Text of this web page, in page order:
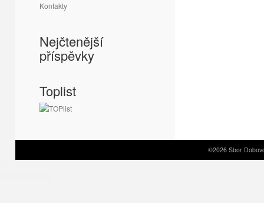
Kontakty
Nejčtenější
příspěvky
Toplist
©2026 Sbor